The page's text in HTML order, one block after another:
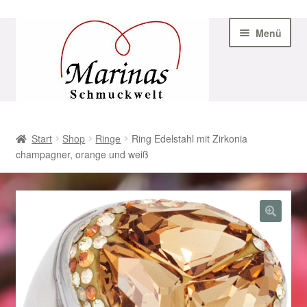
Navigation
Menü
AGB
Beispiel-Seite
Datenschutz
Geschenke zu Ostern 2023
Geschenke zu Ostern 2024
Start Shop Ringe
Ring Edelstahl mit Zirkonia
champagner, orange und weiß